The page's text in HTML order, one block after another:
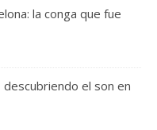
la conga que fue
descubriendo el son en